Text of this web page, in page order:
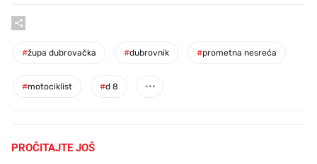
#župa dubrovačka #dubrovnik #prometna nesreća
#motociklist #d 8
PROČITAJTE JOŠ